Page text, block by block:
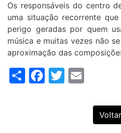
Os responsáveis do centro
uma situação recorrente
perigo geradas por quem
música e muitas vezes não
aproximação das
ShareFacebook
Twitter
Voltar